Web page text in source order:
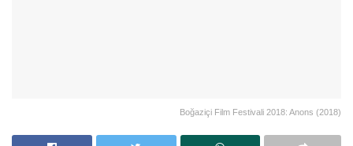
Boğaziçi Film Festivali 2018: Anons (2018)